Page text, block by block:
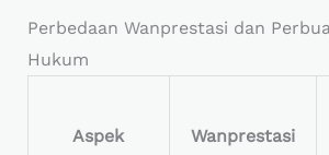
Perbedaan Wanprestasi dan
Hukum
Aspek Wanprestasi